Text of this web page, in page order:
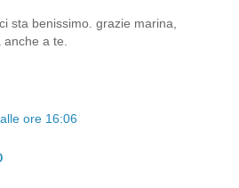
sta benissimo. grazie marina,
anche a te.
ore 16:06